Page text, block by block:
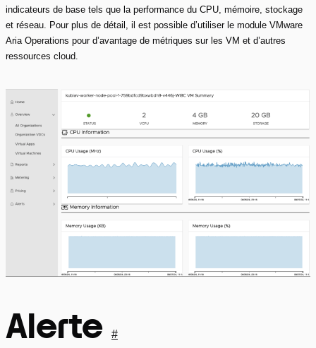
indicateurs de base tels que la performance du CPU, mémoire, stockage
et réseau. Pour plus de détail, il est possible d’utiliser le module VMware
Aria Operations pour d’avantage de métriques sur les VM et d’autres
ressources cloud.
Alerte #